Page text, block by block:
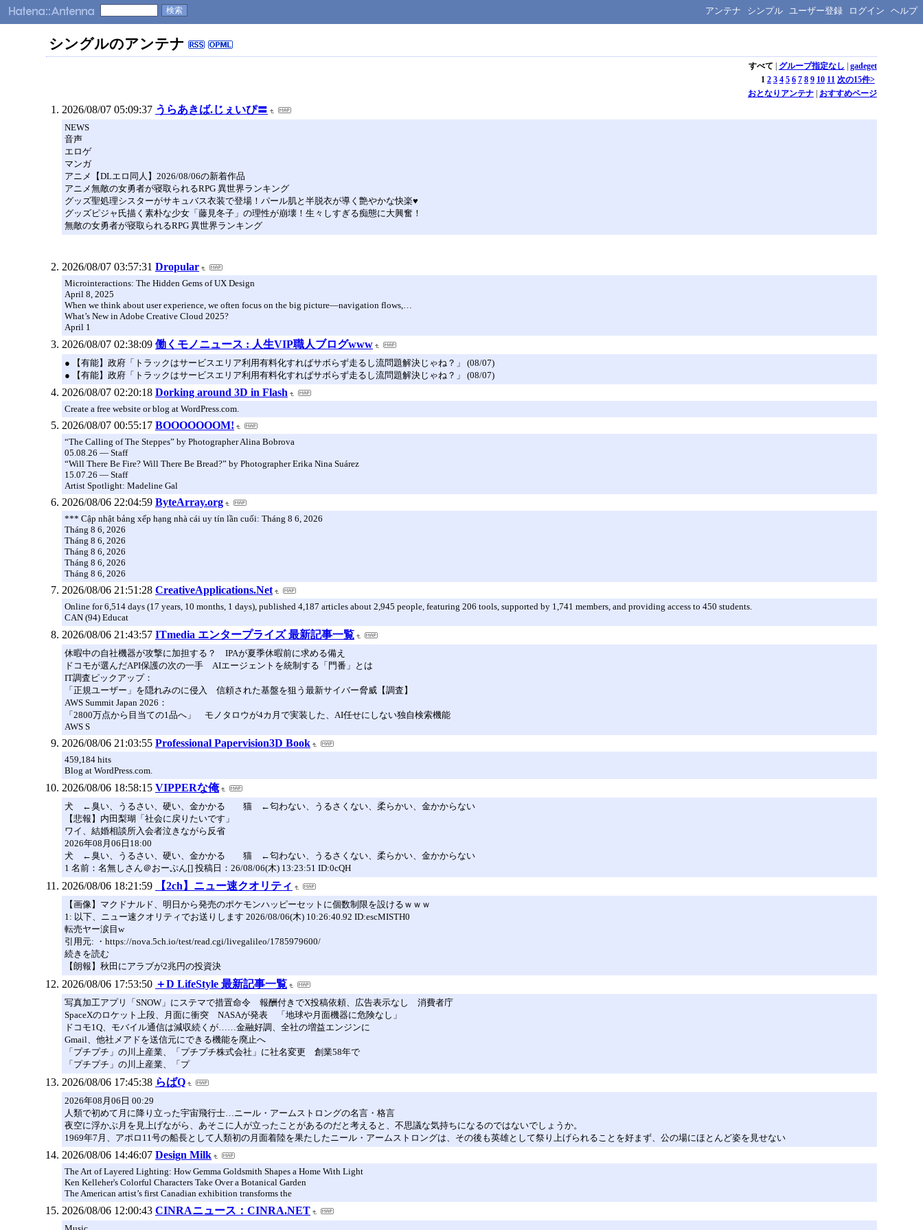
アンテナ シンプル ユーザー登録 ログイン ヘルプ
シングルのアンテナ
すべて | グループ指定なし | gadeget
1 2 3 4 5 6 7 8 9 10 11 次の15件>
おとなりアンテナ| おすすめページ
2026/08/07 05:09:37 うらあきば.じぇいぴ〓
NEWS
音声
エロゲ
マンガ
アニメ【DLエロ同人】2026/08/06の新着作品
アニメ無敵の女勇者が寝取られるRPG 異世界ランキング
グッズ聖処理シスターがサキュバス衣装で登場！パール肌と半脱衣が導く艶やかな快楽♥
グッズピジャ氏描く素朴な少女「藤見冬子」の理性が崩壊！生々しすぎる痴態に大興奮！
無敵の女勇者が寝取られるRPG 異世界ランキング
2026/08/07 03:57:31 Dropular
Microinteractions: The Hidden Gems of UX Design
April 8, 2025
When we think about user experience, we often focus on the big picture—navigation flows,…
What’s New in Adobe Creative Cloud 2025?
April 1
2026/08/07 02:38:09 働くモノニュース : 人生VIP職人ブログwww
● 【有能】政府「トラックはサービスエリア利用有料化すればサボらず走るし流問題解決じゃね？」 (08/07)
● 【有能】政府「トラックはサービスエリア利用有料化すればサボらず走るし流問題解決じゃね？」 (08/07)
2026/08/07 02:20:18 Dorking around 3D in Flash
Create a free website or blog at WordPress.com.
2026/08/07 00:55:17 BOOOOOOOM!
“The Calling of The Steppes” by Photographer Alina Bobrova
05.08.26 — Staff
“Will There Be Fire? Will There Be Bread?” by Photographer Erika Nina Suárez
15.07.26 — Staff
Artist Spotlight: Madeline Gal
2026/08/06 22:04:59 ByteArray.org
*** Cập nhật bảng xếp hạng nhà cái uy tín lần cuối: Tháng 8 6, 2026
Tháng 8 6, 2026
Tháng 8 6, 2026
Tháng 8 6, 2026
Tháng 8 6, 2026
Tháng 8 6, 2026
2026/08/06 21:51:28 CreativeApplications.Net
Online for 6,514 days (17 years, 10 months, 1 days), published 4,187 articles about 2,945 people, featuring 206 tools, supported by 1,741 members, and providing access to 450 students.
CAN (94) Educat
2026/08/06 21:43:57 ITmedia エンタープライズ 最新記事一覧
休暇中の自社機器が攻撃に加担する？ IPAが夏季休暇前に求める備え
ドコモが選んだAPI保護の次の一手 AIエージェントを統制する「門番」とは
IT調査ピックアップ：
「正規ユーザー」を隠れみのに侵入 信頼された基盤を狙う最新サイバー脅威【調査】
AWS Summit Japan 2026：
「2800万点から目当ての1品へ」 モノタロウが4カ月で実装した、AI任せにしない独自検索機能
AWS S
2026/08/06 21:03:55 Professional Papervision3D Book
459,184 hits
Blog at WordPress.com.
2026/08/06 18:58:15 VIPPERな俺
犬 ←臭い、うるさい、硬い、金かかる 猫 ←匂わない、うるさくない、柔らかい、金かからない
【悲報】内田梨瑚「社会に戻りたいです」
ワイ、結婚相談所入会者泣きながら反省
2026年08月06日18:00
犬 ←臭い、うるさい、硬い、金かかる 猫 ←匂わない、うるさくない、柔らかい、金かからない
1 名前：名無しさん＠おーぷん[] 投稿日：26/08/06(木) 13:23:51 ID:0cQH
2026/08/06 18:21:59 【2ch】ニュー速クオリティ
【画像】マクドナルド、明日から発売のポケモンハッピーセットに個数制限を設けるｗｗｗ
1: 以下、ニュー速クオリティでお送りします 2026/08/06(木) 10:26:40.92 ID:escMISTH0
転売ヤー涙目w
引用元: ・https://nova.5ch.io/test/read.cgi/livegalileo/1785979600/
続きを読む
【朗報】秋田にアラブが2兆円の投資決
2026/08/06 17:53:50 ＋D LifeStyle 最新記事一覧
写真加工アプリ「SNOW」にステマで措置命令 報酬付きでX投稿依頼、広告表示なし 消費者庁
SpaceXのロケット上段、月面に衝突 NASAが発表 「地球や月面機器に危険なし」
ドコモ1Q、モバイル通信は減収続くが……金融好調、全社の増益エンジンに
Gmail、他社メアドを送信元にできる機能を廃止へ
「プチプチ」の川上産業、「プチプチ株式会社」に社名変更 創業58年で
「プチプチ」の川上産業、「プ
2026/08/06 17:45:38 らばQ
2026年08月06日 00:29
人類で初めて月に降り立った宇宙飛行士…ニール・アームストロングの名言・格言
夜空に浮かぶ月を見上げながら、あそこに人が立ったことがあるのだと考えると、不思議な気持ちになるのではないでしょうか。
1969年7月、アポロ11号の船長として人類初の月面着陸を果たしたニール・アームストロングは、その後も英雄として祭り上げられることを好まず、公の場にほとんど姿を見せない
2026/08/06 14:46:07 Design Milk
The Art of Layered Lighting: How Gemma Goldsmith Shapes a Home With Light
Ken Kelleher's Colorful Characters Take Over a Botanical Garden
The American artist’s first Canadian exhibition transforms the
2026/08/06 12:00:43 CINRAニュース：CINRA.NET